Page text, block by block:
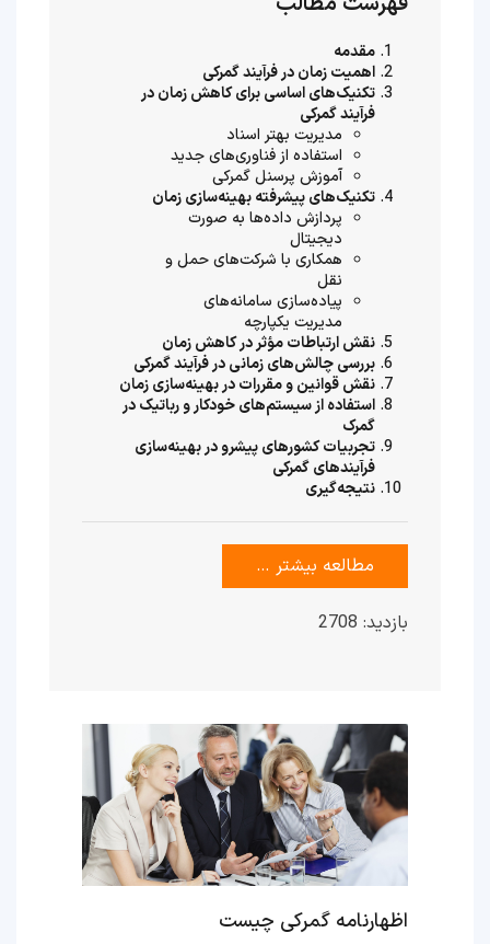
مقدمه
اهمیت زمان در فرآیند گمرکی
تکنیک‌های اساسی برای کاهش زمان در
فرآیند گمرکی
مدیریت بهتر اسناد
استفاده از فناوری‌های جدید
آموزش پرسنل گمرکی
تکنیک‌های پیشرفته بهینه‌سازی زمان
پردازش داده‌ها به صورت
دیجیتال
همکاری با شرکت‌های حمل و
نقل
پیاده‌سازی سامانه‌های
مدیریت یکپارچه
نقش ارتباطات مؤثر در کاهش زمان
بررسی چالش‌های زمانی در فرآیند گمرکی
نقش قوانین و مقررات در بهینه‌سازی زمان
استفاده از سیستم‌های خودکار و رباتیک در
گمرک
تجربیات کشورهای پیشرو در بهینه‌سازی
فرآیندهای گمرکی
نتیجه‌گیری
مطالعه بیشتر …
بازدید: 2708
اظهارنامه گمرکی چیست